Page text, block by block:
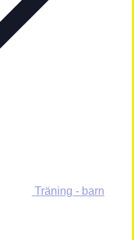
Träning - barn